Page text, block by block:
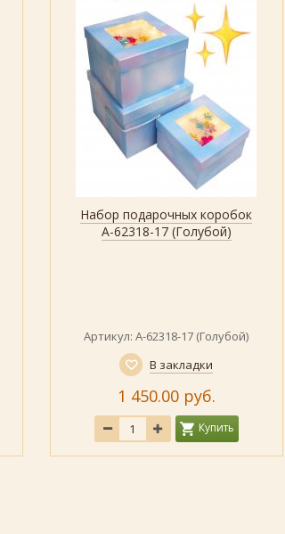
Быстрый просмотр
Показать все дизайны
Набор подарочных коробок
А-62318-17 (Голубой)
Артикул: А-62318-17 (Голубой)
В закладки
1 450.00 руб.
Купить